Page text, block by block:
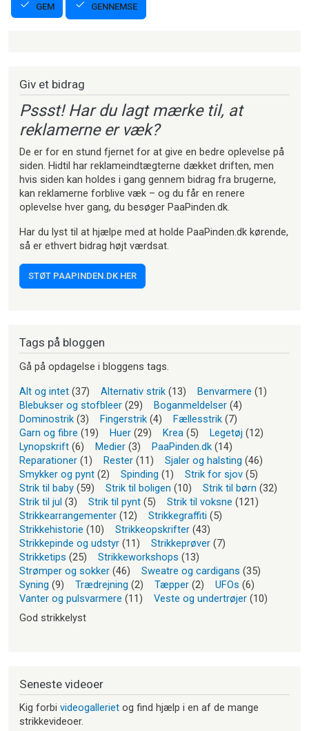
GEM GENNEMSE
Giv et bidrag
Pssst! Har du lagt mærke til, at
reklamerne er væk?
De er for en stund fjernet for at give en bedre oplevelse på
siden. Hidtil har reklameindtægterne dækket driften, men
hvis siden kan holdes i gang gennem bidrag fra brugerne,
kan reklamerne forblive væk – og du får en renere
oplevelse hver gang, du besøger PaaPinden.dk.
Har du lyst til at hjælpe med at holde PaaPinden.dk kørende,
så er ethvert bidrag højt værdsat.
STØT PAAPINDEN.DK HER
Tags på bloggen
Gå på opdagelse i bloggens tags.
Alt og intet (37) Alternativ strik (13) Benvarmere (1)
Blebukser og stofbleer (29) Boganmeldelser (4)
Dominostrik (3) Fingerstrik (4) Fællesstrik (7)
Garn og fibre (19) Huer (29) Krea (5) Legetøj (12)
Lynopskrift (6) Medier (3) PaaPinden.dk (14)
Reparationer (1) Rester (11) Sjaler og halsting (46)
Smykker og pynt (2) Spinding (1) Strik for sjov (5)
Strik til baby (59) Strik til boligen (10) Strik til børn (32)
Strik til jul (3) Strik til pynt (5) Strik til voksne (121)
Strikkearrangementer (12) Strikkegraffiti (5)
Strikkehistorie (10) Strikkeopskrifter (43)
Strikkepinde og udstyr (11) Strikkeprøver (7)
Strikketips (25) Strikkeworkshops (13)
Strømper og sokker (46) Sweatre og cardigans (35)
Syning (9) Trædrejning (2) Tæpper (2) UFOs (6)
Vanter og pulsvarmere (11) Veste og undertrøjer (10)
God strikkelyst
Seneste videoer
Kig forbi videogalleriet og find hjælp i en af de mange
strikkevideoer.